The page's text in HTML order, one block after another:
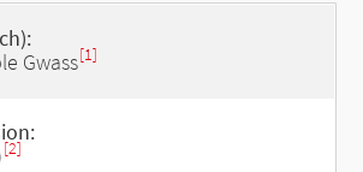
Gwass[1]
[2]